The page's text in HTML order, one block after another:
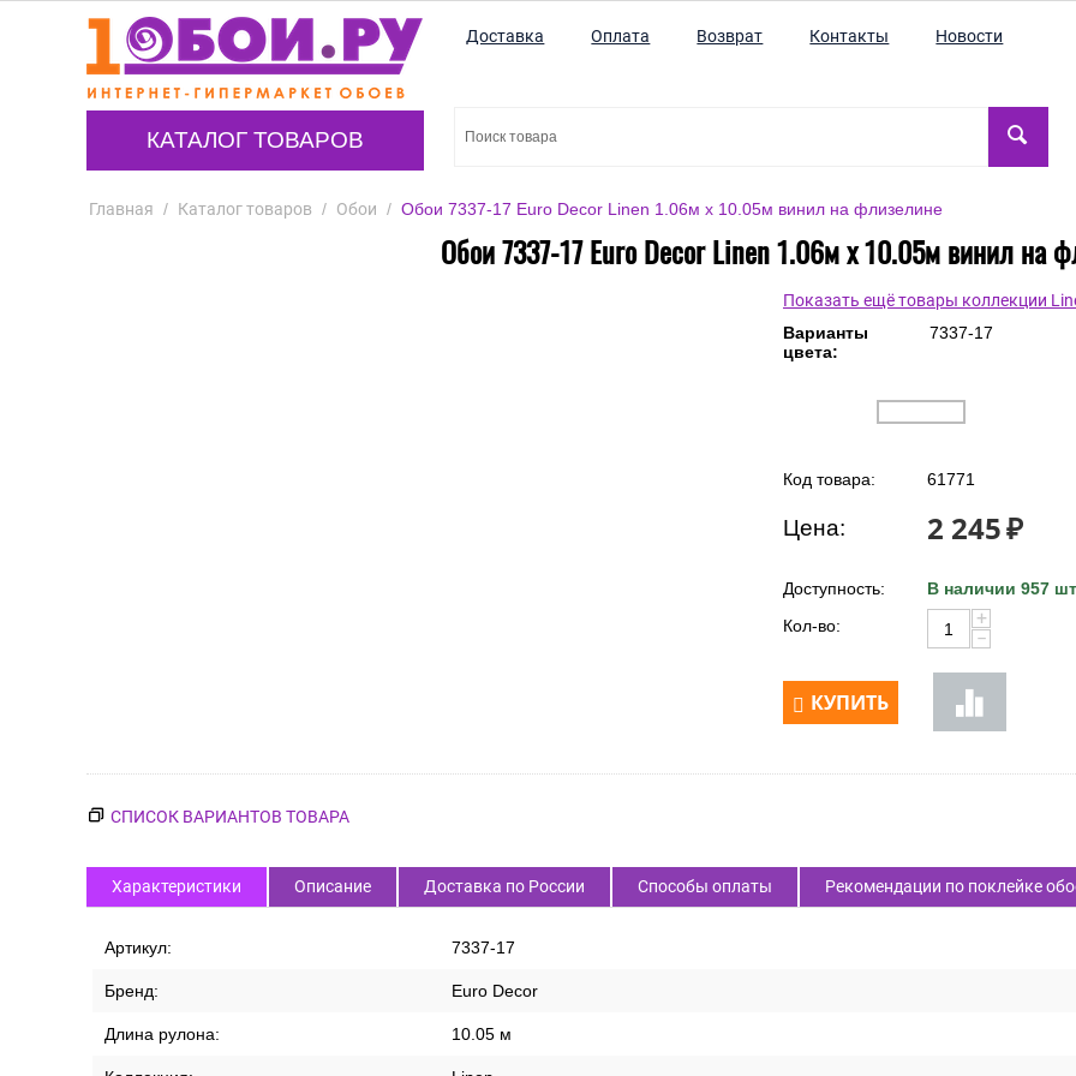
КАТАЛОГ ТОВАРОВ
Доставка Оплата Возврат Контакты Новости
Главная / Каталог товаров / Обои / Обои 7337-17 Euro Decor Linen 1.06м x 10.05м винил на флизелине
Обои 7337-17 Euro Decor Linen 1.06м x 10.05м винил на
Показать ещё товары коллекции
Варианты
цвета:
7337-17
Код товара: 61771
Цена: 2 245₽
Доступность:
В наличии 957
Кол-во:
+
−
КУПИТЬ
СПИСОК ВАРИАНТОВ ТОВАРА
Характеристики Описание Доставка по России Способы оплаты Рекомендации по поклейке
Артикул: 7337-17
Бренд: Euro Decor
Длина рулона: 10.05 м